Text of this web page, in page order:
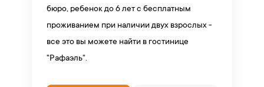
бюро, ребенок до 6 лет с бесплатным
проживанием при наличии двух взрослых -
все это вы можете найти в гостинице
"Рафаэль".